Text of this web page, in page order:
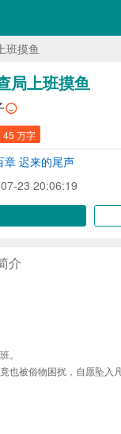
班摸鱼
局上班摸鱼
45 万字
章 迟来的尾声
23 20:06:19
介
。
也被俗物困扰，自愿坠入